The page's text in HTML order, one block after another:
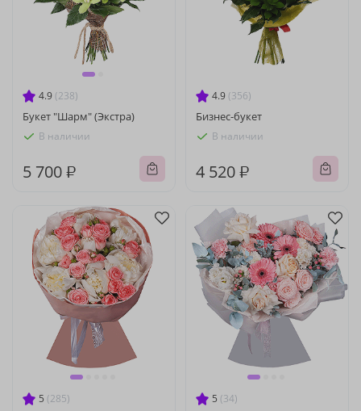
4.9 (238)
Букет "Шарм" (Экстра)
В наличии
5 700 ₽
4.9 (356)
Бизнес-букет
В наличии
4 520 ₽
5 (285) 5 (34)